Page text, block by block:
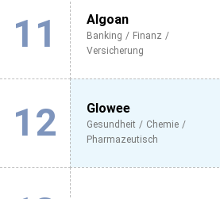
11 Algoan
Banking / Finanz /
Versicherung
12 Glowee
Gesundheit / Chemie /
Pharmazeutisch